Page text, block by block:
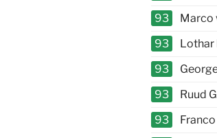
93
Marco
93
Lothar
93
93
Ruud
93